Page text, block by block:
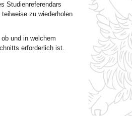
Studienreferendars
zu wiederholen
und in welchem
erforderlich ist.